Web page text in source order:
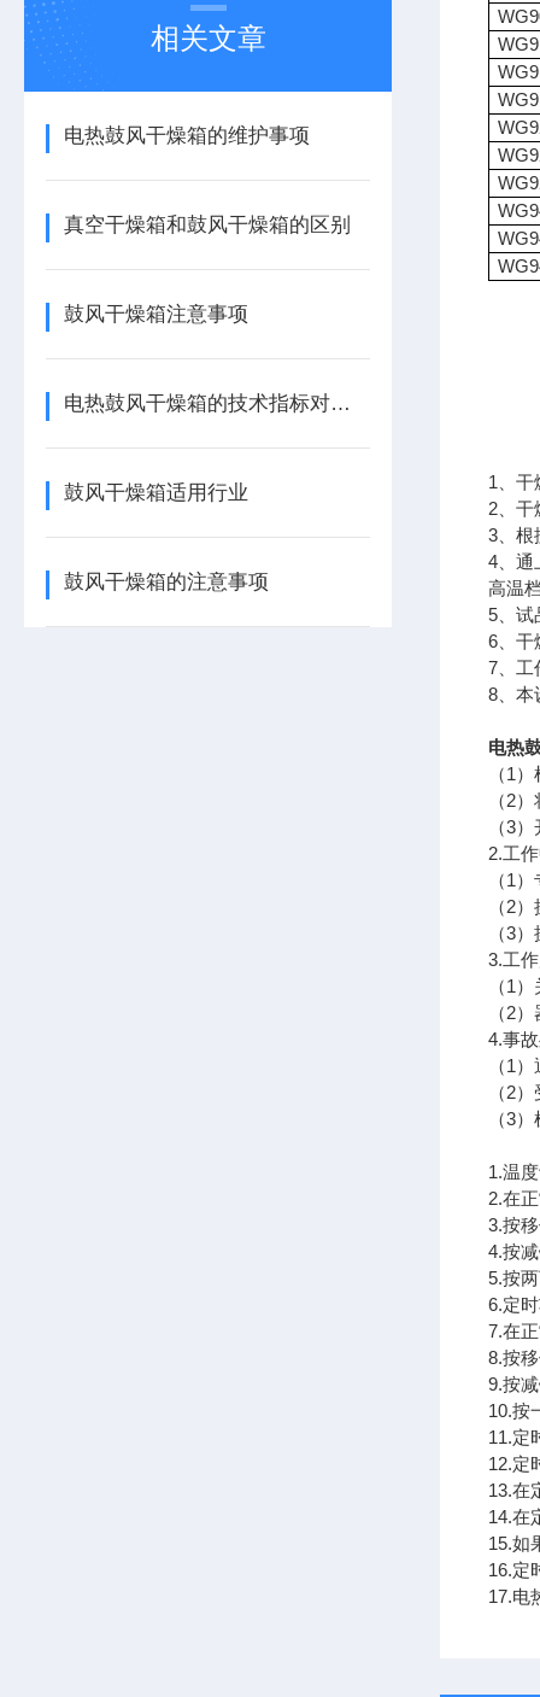
相关文章
电热鼓风干燥箱的维护事项
真空干燥箱和鼓风干燥箱的区别
鼓风干燥箱注意事项
电热鼓风干燥箱的技术指标对使用的影响
鼓风干燥箱适用行业
鼓风干燥箱的注意事项
1、干
2、干
3、根
4、通
高温
5、试
6、干
7、工
8、本
电热
（1
（2
（3
2.工
（1
（2
（3
3.工
（1
（2
4.事
（1
（2
（3
1.温
2.在
3.按
4.按
5.按
6.定
7.在
8.按
9.按
10.按
11.定
12.定
13.在
14.在
15.如
16.定
17.电